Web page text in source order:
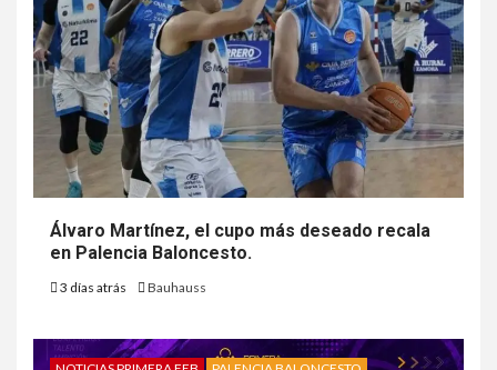
Álvaro Martínez, el cupo más deseado recala
en Palencia Baloncesto.
3 días atrás Bauhauss